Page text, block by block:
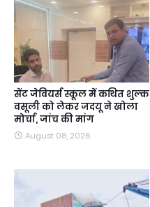
सेंट जेवियर्स स्कूल में कथित शुल्क
वसूली को लेकर जदयू ने खोला
मोर्चा, जांच की मांग
August 08, 2026